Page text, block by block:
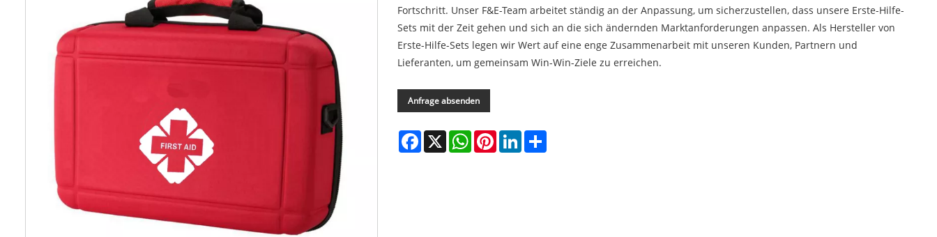
Fortschritt. Unser F&E-Team arbeitet ständig an der Anpassung, um sicherzustellen, dass unsere Erste-Hilfe-
Sets mit der Zeit gehen und sich an die sich ändernden Marktanforderungen anpassen. Als Hersteller von
Erste-Hilfe-Sets legen wir Wert auf eine enge Zusammenarbeit mit unseren Kunden, Partnern und
Lieferanten, um gemeinsam Win-Win-Ziele zu erreichen.
Anfrage absenden
Facebook
X WhatsAppPinterestLinkedInShare